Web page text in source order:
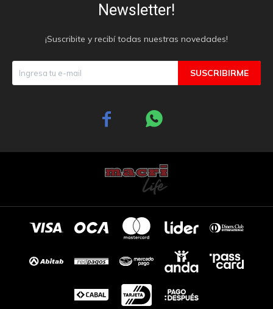
Newsletter!
¡Suscribite y recibí todas nuestras novedades!
SUSCRIBIRME
 